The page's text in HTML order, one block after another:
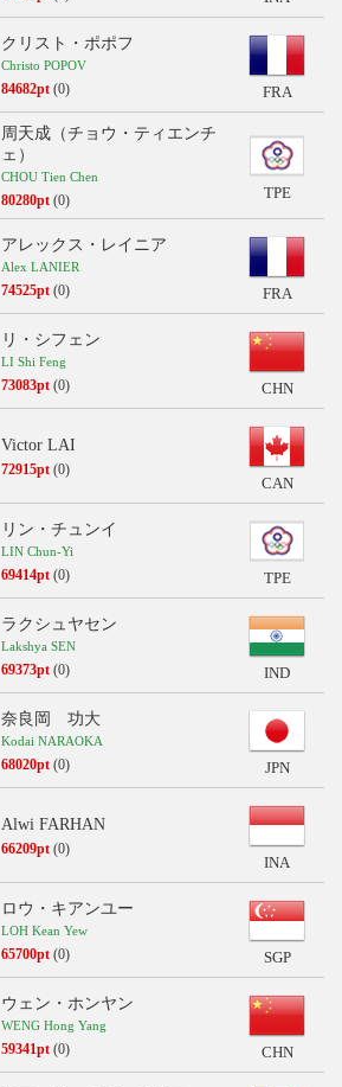
クリスト・ポポフ
Christo POPOV
84682pt (0) FRA
周天成（チョウ・ティエンチ
ェ）
CHOU Tien Chen
80280pt (0) TPE
アレックス・レイニア
Alex LANIER
74525pt (0) FRA
リ・シフェン
LI Shi Feng
73083pt (0) CHN
Victor LAI
72915pt (0)
CAN
リン・チュンイ
LIN Chun-Yi
69414pt (0) TPE
ラクシュヤセン
Lakshya SEN
69373pt (0) IND
奈良岡 功大
Kodai NARAOKA
68020pt (0) JPN
Alwi FARHAN
66209pt (0)
INA
ロウ・キアンユー
LOH Kean Yew
65700pt (0) SGP
ウェン・ホンヤン
WENG Hong Yang
59341pt (0) CHN